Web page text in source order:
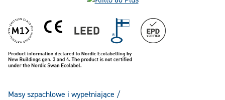
Masy szpachlowe i wypełniające /